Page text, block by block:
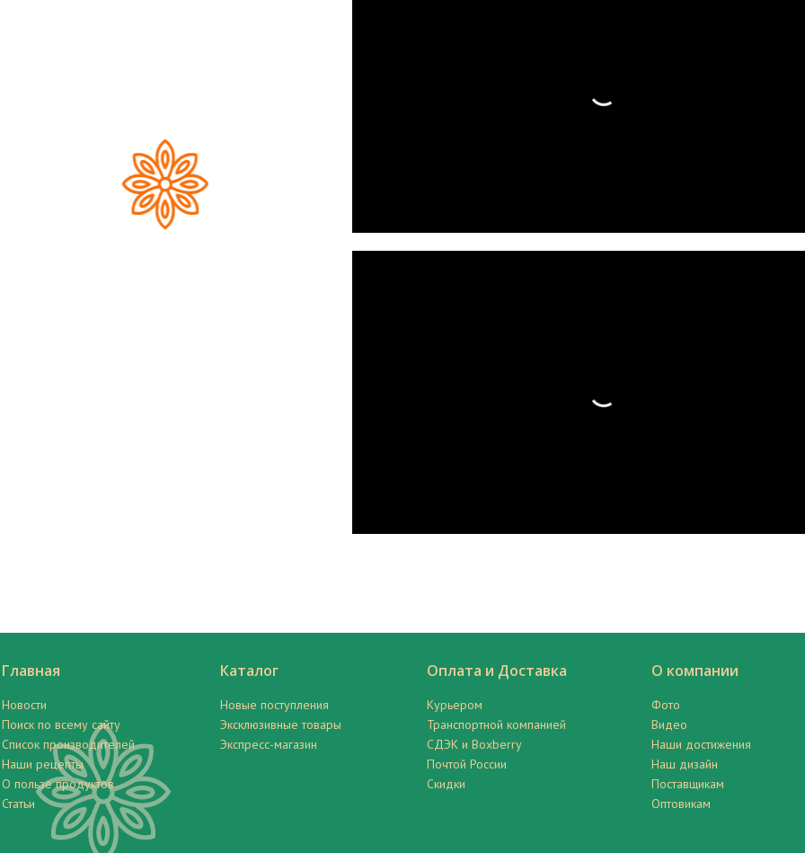
Главная
Новости
Поиск по всему сайту
Список производителей
Наши рецепты
О пользе продуктов
Статьи
Каталог
Новые поступления
Эксклюзивные товары
Экспресс-магазин
Оплата и Доставка
Курьером
Транспортной компанией
СДЭК и Boxberry
Почтой России
Скидки
О компании
Фото
Видео
Наши достижения
Наш дизайн
Поставщикам
Оптовикам